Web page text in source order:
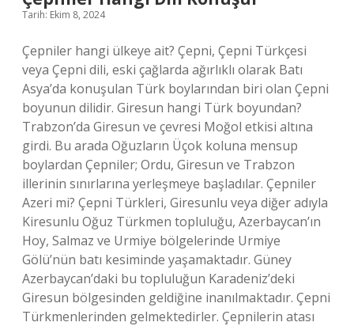
Tarih: Ekim 8, 2024
Çepniler hangi ülkeye ait? Çepni, Çepni Türkçesi
veya Çepni dili, eski çağlarda ağırlıklı olarak Batı
Asya’da konuşulan Türk boylarından biri olan Çepni
boyunun dilidir. Giresun hangi Türk boyundan?
Trabzon’da Giresun ve çevresi Moğol etkisi altına
girdi. Bu arada Oğuzların Üçok koluna mensup
boylardan Çepniler; Ordu, Giresun ve Trabzon
illerinin sınırlarına yerleşmeye başladılar. Çepniler
Azeri mi? Çepni Türkleri, Giresunlu veya diğer adıyla
Kiresunlu Oğuz Türkmen topluluğu, Azerbaycan’ın
Hoy, Salmaz ve Urmiye bölgelerinde Urmiye
Gölü’nün batı kesiminde yaşamaktadır. Güney
Azerbaycan’daki bu topluluğun Karadeniz’deki
Giresun bölgesinden geldiğine inanılmaktadır. Çepni
Türkmenlerinden gelmektedirler. Çepnilerin atası